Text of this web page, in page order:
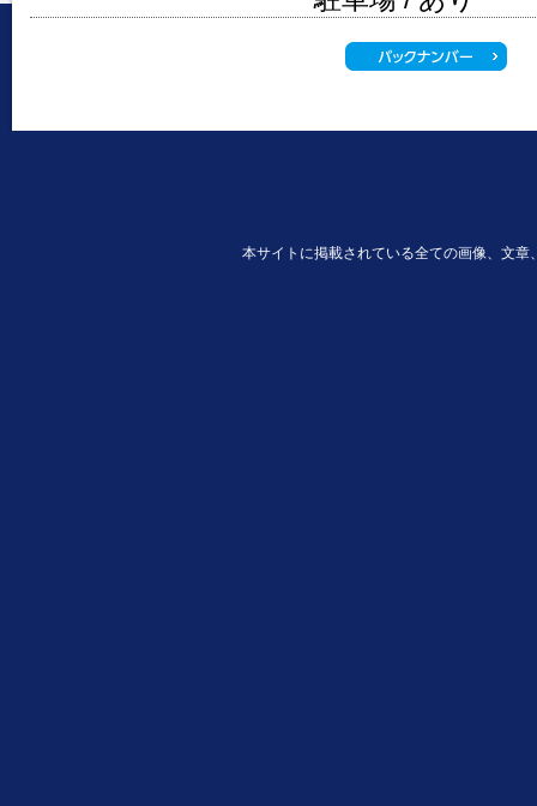
本サイトに掲載されている全ての画像、文